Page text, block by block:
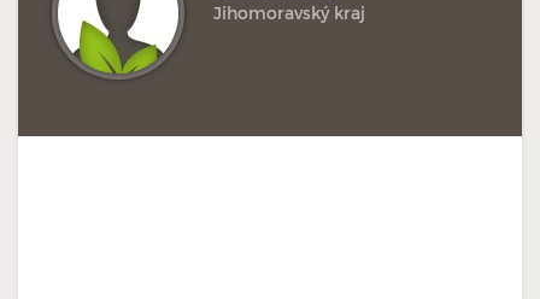
Jihomoravský kraj
Doposud žádné hodnocení